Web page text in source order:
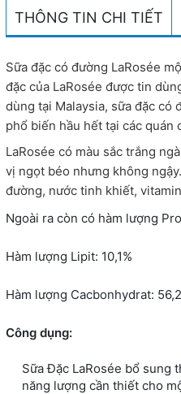
THÔNG TIN CHI TIẾT
Sữa đặc có đường LaRosée
đặc của LaRosée được tin
dùng tại Malaysia, sữa đặc có
phổ biến hầu hết tại các quán
LaRosée có màu sắc trắng
vị ngọt béo nhưng không
đường, nước tinh khiết,
Ngoài ra còn có hàm lượng
Hàm lượng Lipit: 10,1%
Hàm lượng Cacbonhydrat:
Công dụng:
Sữa Đặc LaRosée bổ sung
năng lượng cần thiết cho